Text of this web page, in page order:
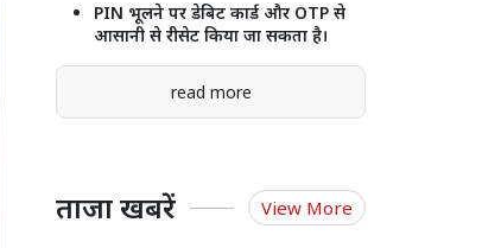
PIN भूलने पर डेबिट कार्ड और OTP से
आसानी से रीसेट किया जा सकता है।
read more
ताजा खबरें View More